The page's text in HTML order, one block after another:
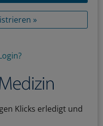
»
Klicks erledigt und